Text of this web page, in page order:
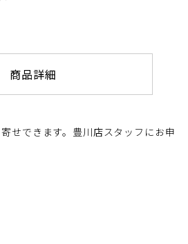
商品詳細
せできます。豊川店スタッフにお申